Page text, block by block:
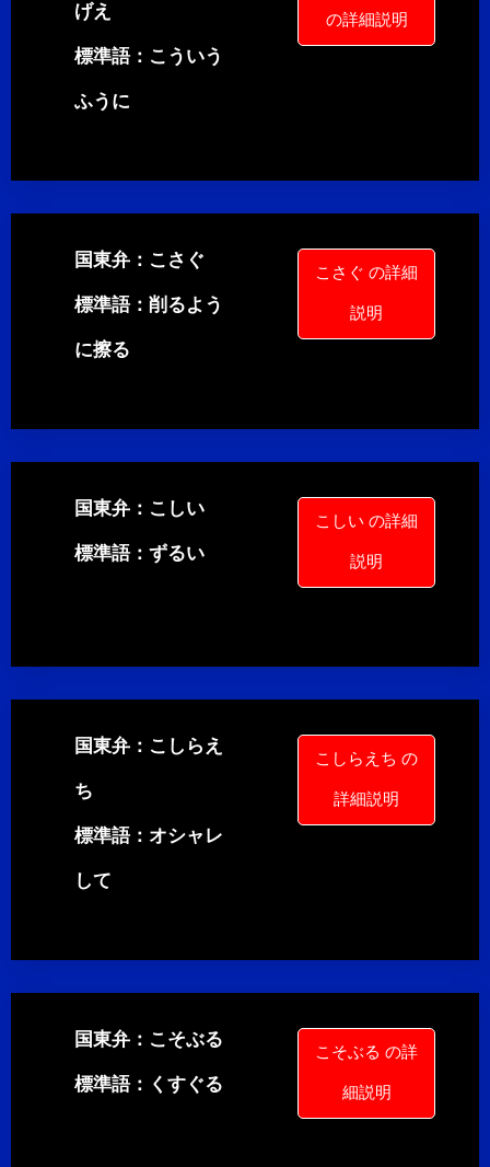
げえ
標準語：こういう
ふうに
の詳細説明
国東弁：こさぐ
標準語：削るよう
に擦る
こさぐ の詳細
説明
国東弁：こしい
標準語：ずるい
こしい の詳細
説明
国東弁：こしらえ
ち
標準語：オシャレ
して
こしらえち の
詳細説明
国東弁：こそぶる
標準語：くすぐる
こそぶる の詳
細説明